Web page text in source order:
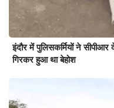
इंदौर में पुलिसकर्मियों ने
गिरकर हुआ था बेहोश